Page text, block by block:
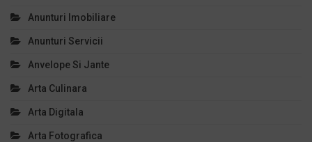
Anunturi Imobiliare
Anunturi Servicii
Anvelope Si Jante
Arta Culinara
Arta Digitala
Arta Fotografica